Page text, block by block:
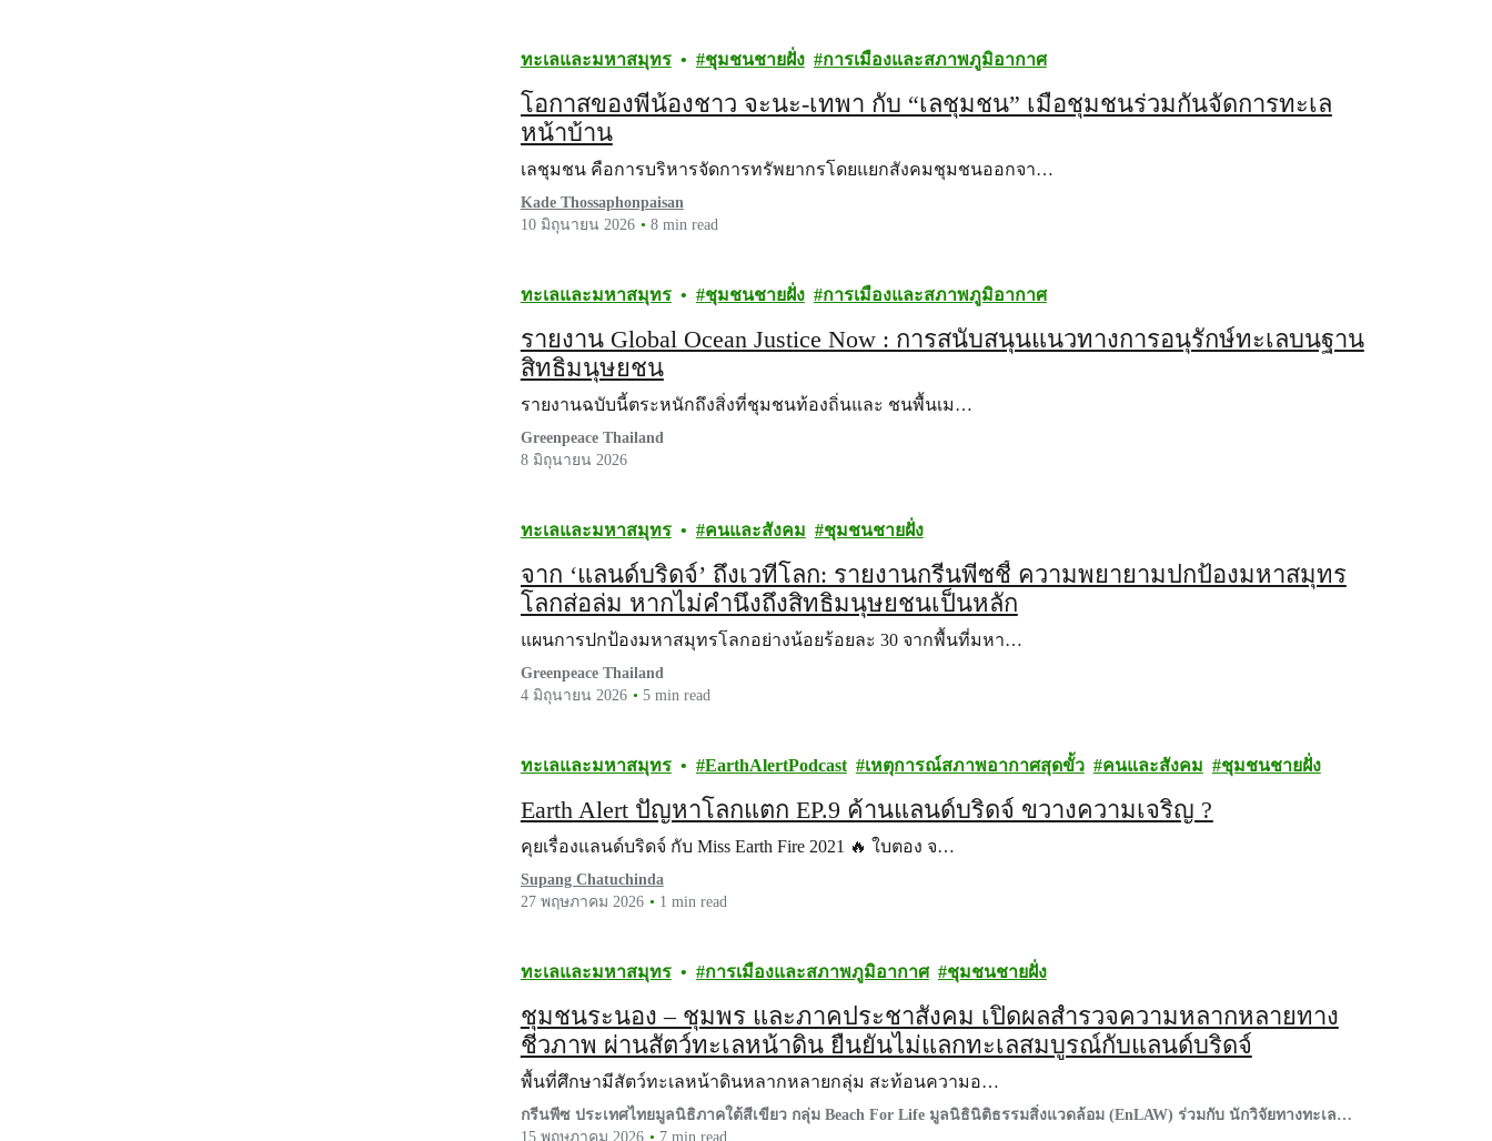
ทะเลและมหาสมุทร ชุมชนชายฝั่ง การเมืองและสภาพภูมิอากาศ
โอกาสของพี่น้องชาว จะนะ-เทพา กับ “เลชุมชน” เมื่อชุมชนร่วมกันจัดการทะเล
หน้าบ้าน
เลชุมชน คือการบริหารจัดการทรัพยากรโดยแยกสังคมชุมชนออกจา…
Kade Thossaphonpaisan
10 มิถุนายน 2026
8 min read
ทะเลและมหาสมุทร ชุมชนชายฝั่ง การเมืองและสภาพภูมิอากาศ
รายงาน Global Ocean Justice Now : การสนับสนุนแนวทางการอนุรักษ์ทะเลบนฐาน
สิทธิมนุษยชน
รายงานฉบับนี้ตระหนักถึงสิ่งที่ชุมชนท้องถิ่นและ ชนพื้นเม…
Greenpeace Thailand
8 มิถุนายน 2026
ทะเลและมหาสมุทร คนและสังคม ชุมชนชายฝั่ง
จาก ‘แลนด์บริดจ์’ ถึงเวทีโลก: รายงานกรีนพีซชี้ ความพยายามปกป้องมหาสมุทร
โลกส่อล่ม หากไม่คำนึงถึงสิทธิมนุษยชนเป็นหลัก
แผนการปกป้องมหาสมุทรโลกอย่างน้อยร้อยละ 30 จากพื้นที่มหา…
Greenpeace Thailand
4 มิถุนายน 2026
5 min read
ทะเลและมหาสมุทร EarthAlertPodcast เหตุการณ์สภาพอากาศสุดขั้ว คนและสังคม ชุมชนชายฝั่ง
Earth Alert ปัญหาโลกแตก EP.9 ค้านแลนด์บริดจ์ ขวางความเจริญ ?
คุยเรื่องแลนด์บริดจ์ กับ Miss Earth Fire 2021 🔥 ใบตอง จ…
Supang Chatuchinda
27 พฤษภาคม 2026
1 min read
ทะเลและมหาสมุทร การเมืองและสภาพภูมิอากาศ ชุมชนชายฝั่ง
ชุมชนระนอง – ชุมพร และภาคประชาสังคม เปิดผลสำรวจความหลากหลายทาง
ชีวภาพ ผ่านสัตว์ทะเลหน้าดิน ยืนยันไม่แลกทะเลสมบูรณ์กับแลนด์บริดจ์
พื้นที่ศึกษามีสัตว์ทะเลหน้าดินหลากหลายกลุ่ม สะท้อนความอ…
กรีนพีซ ประเทศไทยมูลนิธิภาคใต้สีเขียว กลุ่ม Beach For Life มูลนิธินิติธรรมสิ่งแวดล้อม (EnLAW) ร่วมกับ นักวิจัยทางทะเล
มหาวิทยาลัยสงขลานครินทร์
15 พฤษภาคม 2026 7 min read